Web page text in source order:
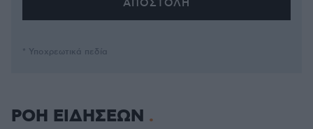
* Υποχρεωτικά πεδία
ΡΟΗ ΕΙΔΗΣΕΩΝ